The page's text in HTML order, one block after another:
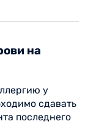
на
у
сдавать
последнего